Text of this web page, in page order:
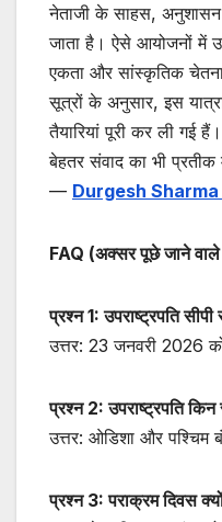
नेताजी के साहस, अनुशासन
जाता है। ऐसे आयोजनों में
एकता और सांस्कृतिक
सूत्रों के अनुसार, इस
तैयारियां पूरी कर ली गई
बेहतर संवाद का भी प्रतीक
— Durgesh Sharma
FAQ (अक्सर पूछे जाने
प्रश्न 1: उपराष्ट्रपति
उत्तर: 23 जनवरी 2026
प्रश्न 2: उपराष्ट्रपति किन
उत्तर: ओडिशा और पश्चिम
प्रश्न 3: पराक्रम दिवस